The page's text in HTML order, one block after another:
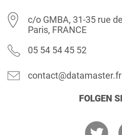
c/o GMBA, 31-35 rue
Paris, FRANCE
05 54 54 45 52
contact@datamaster.fr
FOLGEN